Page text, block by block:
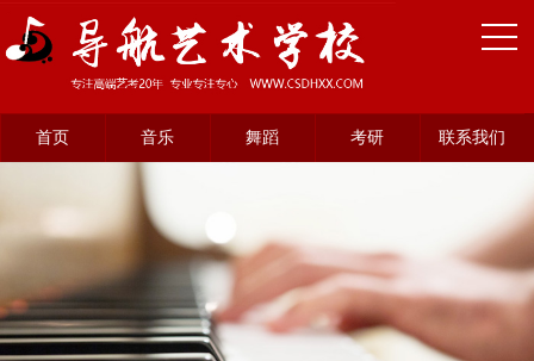
首页 音乐 舞蹈 考研 联系我们